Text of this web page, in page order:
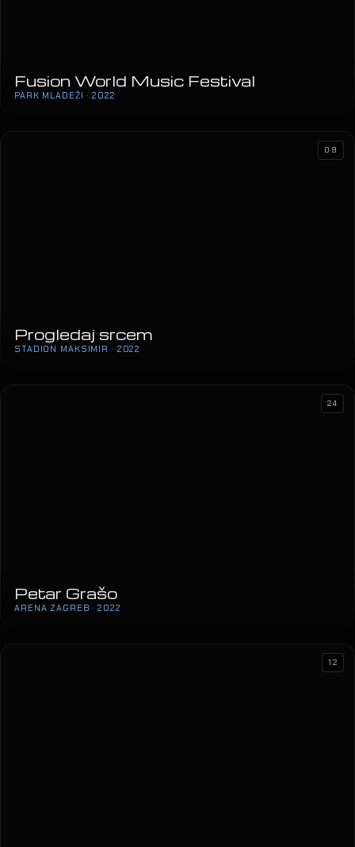
Fusion World Music Festival
PARK MLADEŽI · 2022
Progledaj srcem
STADION MAKSIMIR · 2022
09
Petar Grašo
ARENA ZAGREB · 2022
24
12